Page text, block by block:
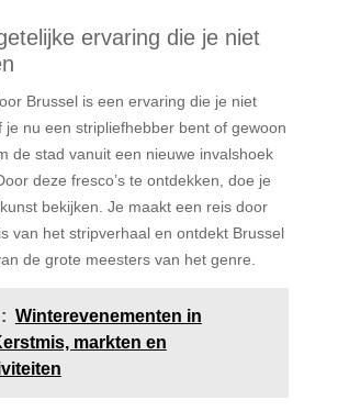
ervaring die je niet
Brussel is een ervaring die je niet
je nu een stripliefhebber bent of gewoon
de stad vanuit een nieuwe invalshoek
deze fresco’s te ontdekken, doe je
bekijken. Je maakt een reis door
van het stripverhaal en ontdekt Brussel
de grote meesters van het genre.
Winterevenementen in
markten en